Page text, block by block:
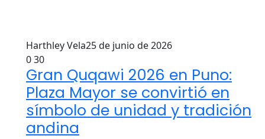
Harthley Vela25 de junio de 2026
030
Gran Quqawi 2026 en Puno:
Plaza Mayor se convirtió en
símbolo de unidad y tradición
andina